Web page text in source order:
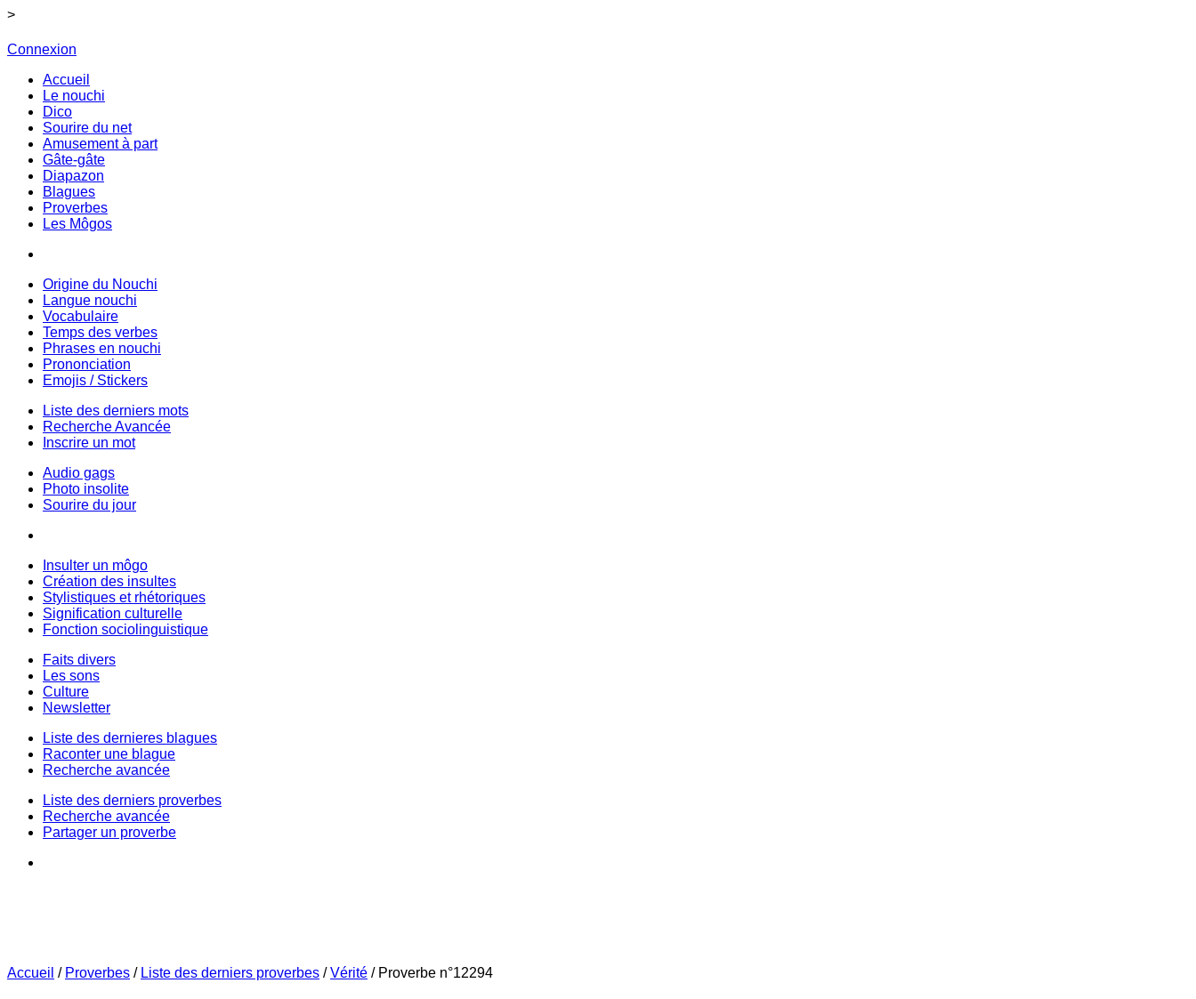
>
Connexion
Accueil
Le nouchi
Dico
Sourire du net
Amusement à part
Gâte-gâte
Diapazon
Blagues
Proverbes
Les Môgos
Origine du Nouchi
Langue nouchi
Vocabulaire
Temps des verbes
Phrases en nouchi
Prononciation
Emojis / Stickers
Liste des derniers mots
Recherche Avancée
Inscrire un mot
Audio gags
Photo insolite
Sourire du jour
Insulter un môgo
Création des insultes
Stylistiques et rhétoriques
Signification culturelle
Fonction sociolinguistique
Faits divers
Les sons
Culture
Newsletter
Liste des dernieres blagues
Raconter une blague
Recherche avancée
Liste des derniers proverbes
Recherche avancée
Partager un proverbe
Accueil / Proverbes / Liste des derniers proverbes /Vérité / Proverbe n°12294